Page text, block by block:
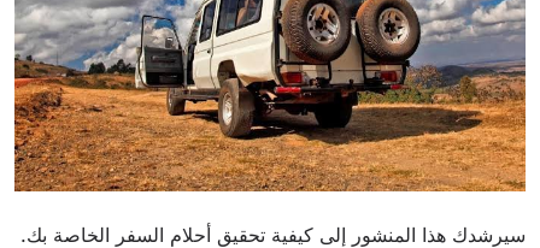
سيرشدك هذا المنشور إلى كيفية تحقيق أحلام السفر الخاصة بك.